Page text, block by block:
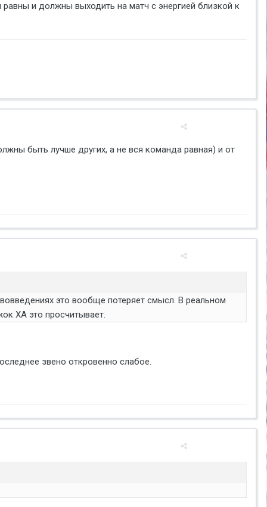
и должны выходить на матч с энергией близкой к
быть лучше других, а не вся команда равная) и от
это вообще потеряет смысл. В реальном
ХА это просчитывает.
звено откровенно слабое.